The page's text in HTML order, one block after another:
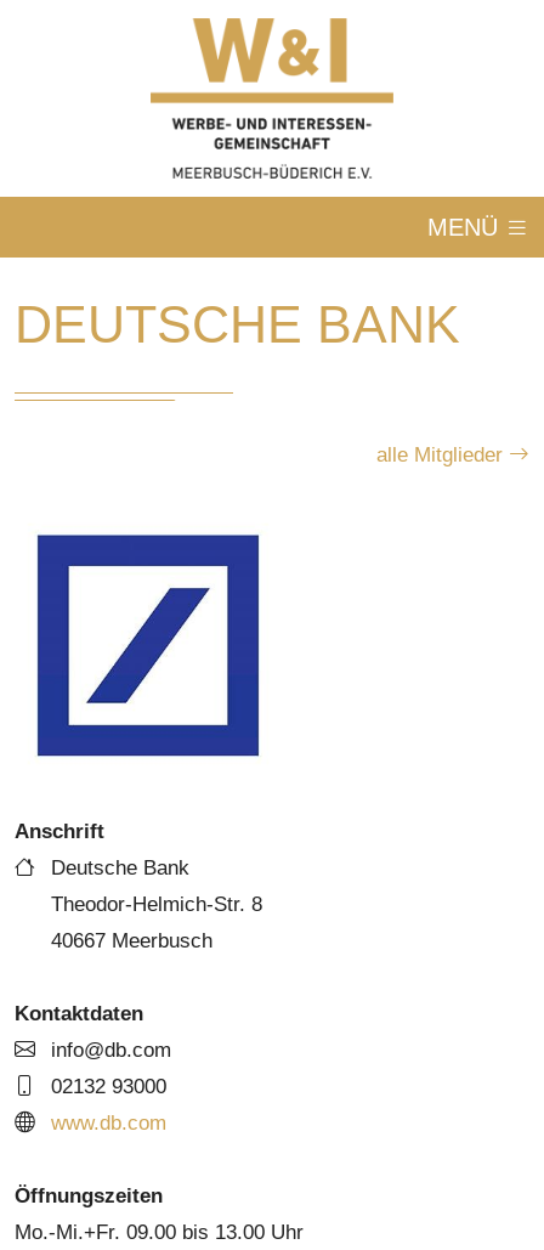
MENÜ
DEUTSCHE BANK
alle Mitglieder
Anschrift
Deutsche Bank
Theodor-Helmich-Str. 8
40667 Meerbusch
Kontaktdaten
info@db.com
02132 93000
www.db.com
Öffnungszeiten
Mo.-Mi.+Fr. 09.00 bis 13.00 Uhr